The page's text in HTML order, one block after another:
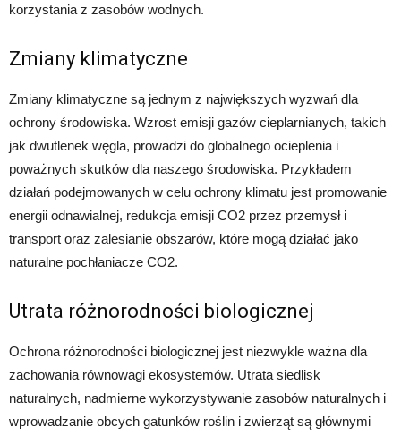
korzystania z zasobów wodnych.
Zmiany klimatyczne
Zmiany klimatyczne są jednym z największych wyzwań dla
ochrony środowiska. Wzrost emisji gazów cieplarnianych, takich
jak dwutlenek węgla, prowadzi do globalnego ocieplenia i
poważnych skutków dla naszego środowiska. Przykładem
działań podejmowanych w celu ochrony klimatu jest promowanie
energii odnawialnej, redukcja emisji CO2 przez przemysł i
transport oraz zalesianie obszarów, które mogą działać jako
naturalne pochłaniacze CO2.
Utrata różnorodności biologicznej
Ochrona różnorodności biologicznej jest niezwykle ważna dla
zachowania równowagi ekosystemów. Utrata siedlisk
naturalnych, nadmierne wykorzystywanie zasobów naturalnych i
wprowadzanie obcych gatunków roślin i zwierząt są głównymi